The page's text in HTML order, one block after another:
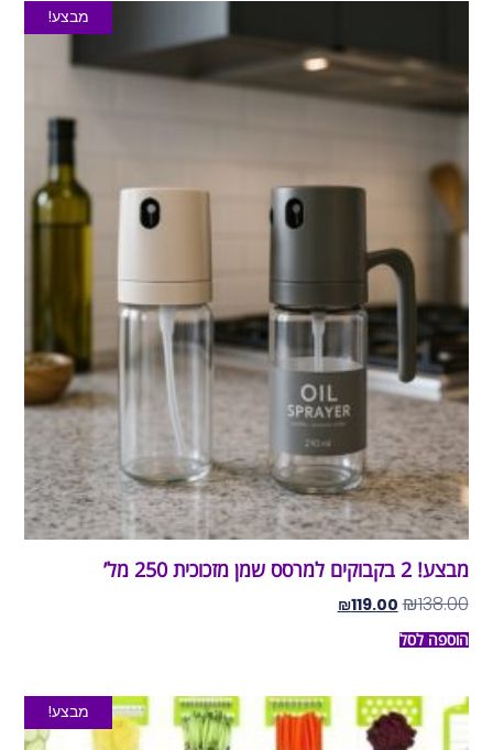
מבצע!
מבצע! 2 בקבוקים למרסס שמן מזכוכית 250 מל’
₪138.00
₪119.00
הוספה לסל
מבצע!